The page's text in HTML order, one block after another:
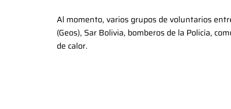
Al momento, varios grupos de voluntarios
(Geos), Sar Bolivia, bomberos de la Policía,
de calor.